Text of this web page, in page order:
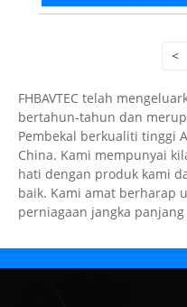
<
FHBAVTEC telah
bertahun-tahun dan
Pembekal berkualiti tinggi
China. Kami mempunyai
hati dengan produk kami
baik. Kami amat berharap
perniagaan jangka